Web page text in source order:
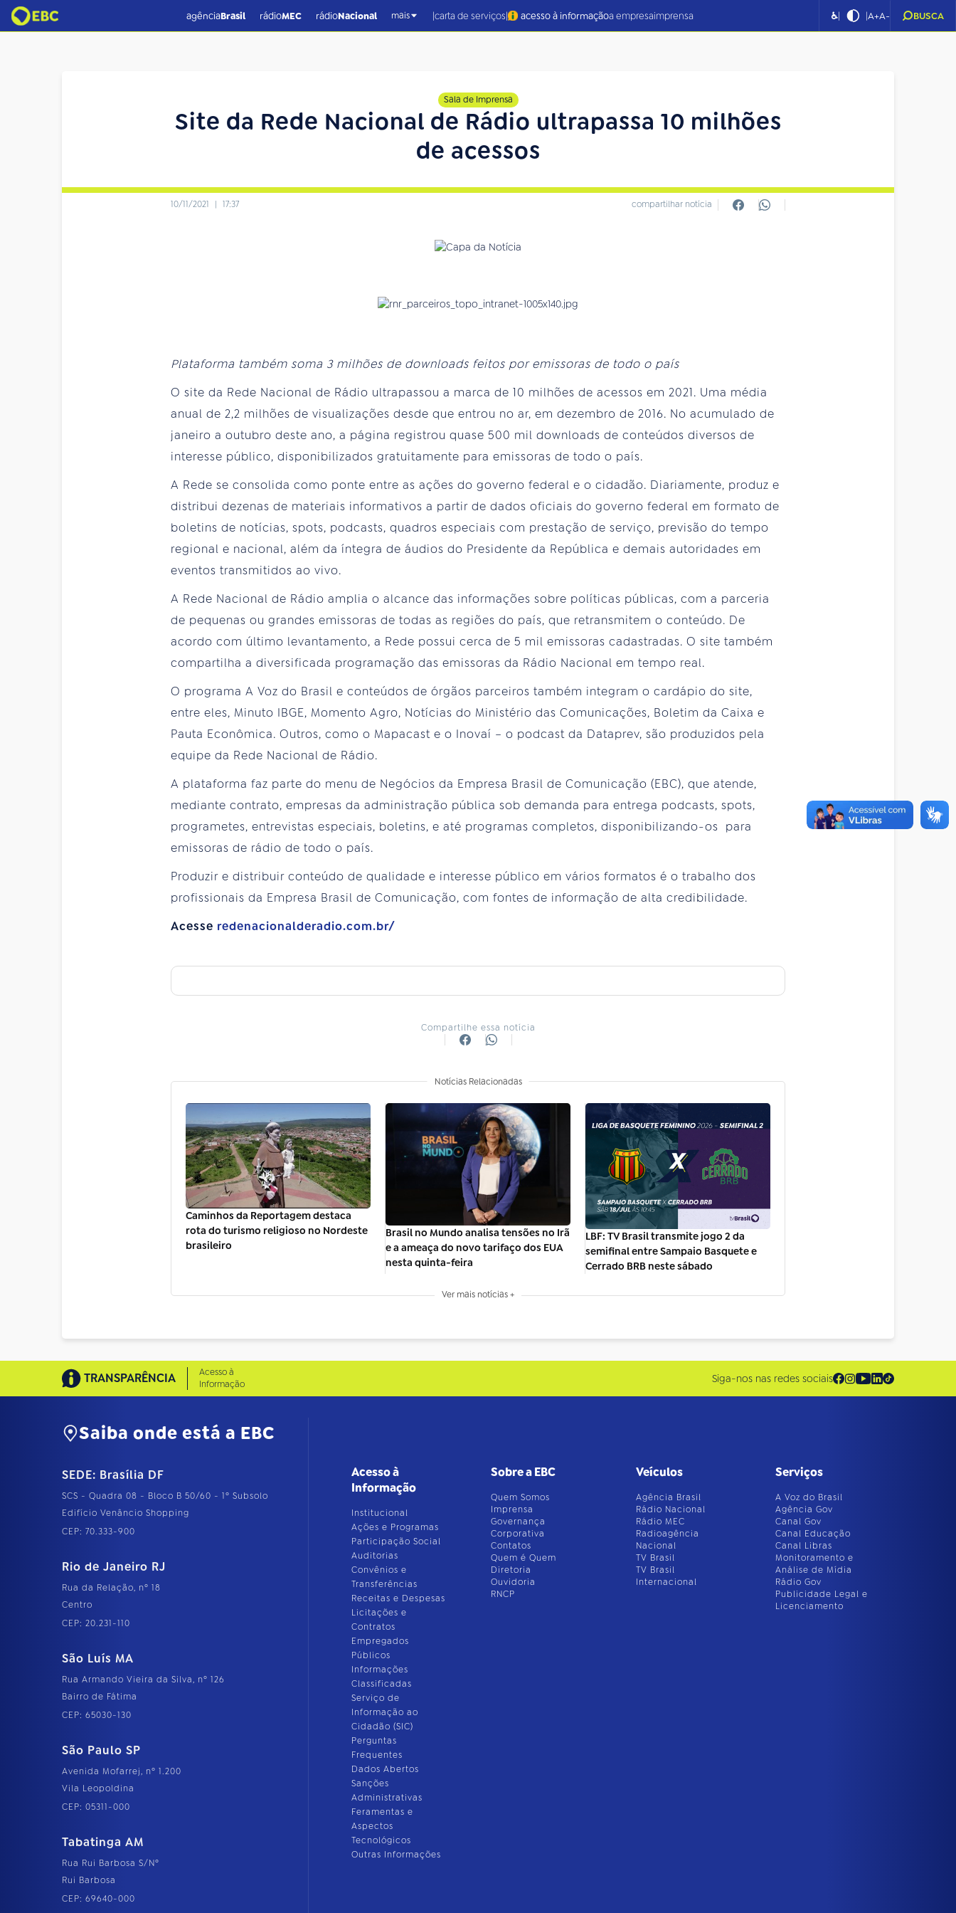
agênciaBrasil rádioMEC rádioNacional mais |carta de serviços| acesso à informaçãoa empresaimprensa ♿| |A+A- BUSCA
Sala de Imprensa
Site da Rede Nacional de Rádio ultrapassa 10 milhões
de acessos
10/11/2021 | 17:37 compartilhar notícia
Plataforma também soma 3 milhões de downloads feitos por emissoras de todo o país
O site da Rede Nacional de Rádio ultrapassou a marca de 10 milhões de acessos em 2021. Uma média
anual de 2,2 milhões de visualizações desde que entrou no ar, em dezembro de 2016. No acumulado de
janeiro a outubro deste ano, a página registrou quase 500 mil downloads de conteúdos diversos de
interesse público, disponibilizados gratuitamente para emissoras de todo o país.
A Rede se consolida como ponte entre as ações do governo federal e o cidadão. Diariamente, produz e
distribui dezenas de materiais informativos a partir de dados oficiais do governo federal em formato de
boletins de notícias, spots, podcasts, quadros especiais com prestação de serviço, previsão do tempo
regional e nacional, além da íntegra de áudios do Presidente da República e demais autoridades em
eventos transmitidos ao vivo.
A Rede Nacional de Rádio amplia o alcance das informações sobre políticas públicas, com a parceria
de pequenas ou grandes emissoras de todas as regiões do país, que retransmitem o conteúdo. De
acordo com último levantamento, a Rede possui cerca de 5 mil emissoras cadastradas. O site também
compartilha a diversificada programação das emissoras da Rádio Nacional em tempo real.
O programa A Voz do Brasil e conteúdos de órgãos parceiros também integram o cardápio do site,
entre eles, Minuto IBGE, Momento Agro, Notícias do Ministério das Comunicações, Boletim da Caixa e
Pauta Econômica. Outros, como o Mapacast e o Inovaí – o podcast da Dataprev, são produzidos pela
equipe da Rede Nacional de Rádio.
A plataforma faz parte do menu de Negócios da Empresa Brasil de Comunicação (EBC), que atende,
mediante contrato, empresas da administração pública sob demanda para entrega podcasts, spots,
programetes, entrevistas especiais, boletins, e até programas completos, disponibilizando-os para
emissoras de rádio de todo o país.
Produzir e distribuir conteúdo de qualidade e interesse público em vários formatos é o trabalho dos
profissionais da Empresa Brasil de Comunicação, com fontes de informação de alta credibilidade.
Acesse redenacionalderadio.com.br/
Compartilhe essa notícia
Notícias Relacionadas
Caminhos da Reportagem destaca
rota do turismo religioso no Nordeste
brasileiro
Brasil no Mundo analisa tensões no Irã
e a ameaça do novo tarifaço dos EUA
nesta quinta-feira
LBF: TV Brasil transmite jogo 2 da
semifinal entre Sampaio Basquete e
Cerrado BRB neste sábado
Ver mais notícias +
TRANSPARÊNCIA
Acesso à
Informação
Siga-nos nas redes sociais
Saiba onde está a EBC
SEDE: Brasília DF
SCS - Quadra 08 - Bloco B 50/60 - 1º Subsolo
Edifício Venâncio Shopping
CEP: 70.333-900
Rio de Janeiro RJ
Rua da Relação, nº 18
Centro
CEP: 20.231-110
São Luís MA
Rua Armando Vieira da Silva, nº 126
Bairro de Fátima
CEP: 65030-130
São Paulo SP
Avenida Mofarrej, nº 1.200
Vila Leopoldina
CEP: 05311-000
Tabatinga AM
Rua Rui Barbosa S/Nº
Rui Barbosa
CEP: 69640-000
Acesso à
Informação
Institucional
Ações e Programas
Participação Social
Auditorias
Convênios e
Transferências
Receitas e Despesas
Licitações e
Contratos
Empregados
Públicos
Informações
Classificadas
Serviço de
Informação ao
Cidadão (SIC)
Perguntas
Frequentes
Dados Abertos
Sanções
Administrativas
Feramentas e
Aspectos
Tecnológicos
Outras Informações
Sobre a EBC
Quem Somos
Imprensa
Governança
Corporativa
Contatos
Quem é Quem
Diretoria
Ouvidoria
RNCP
Veículos
Agência Brasil
Rádio Nacional
Rádio MEC
Radioagência
Nacional
TV Brasil
TV Brasil
Internacional
Serviços
A Voz do Brasil
Agência Gov
Canal Gov
Canal Educação
Canal Libras
Monitoramento e
Análise de Mídia
Rádio Gov
Publicidade Legal e
Licenciamento